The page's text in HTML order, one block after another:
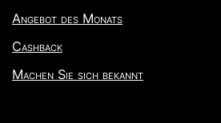
Angebot des Monats
Cashback
Machen Sie sich bekannt